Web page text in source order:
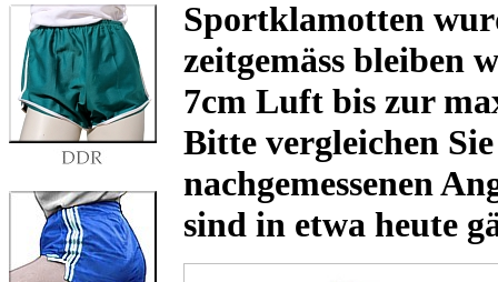
Sportklamotten
zeitgemäss bleiben
7cm Luft bis zur
Bitte vergleichen
nachgemessenen
sind in etwa heute